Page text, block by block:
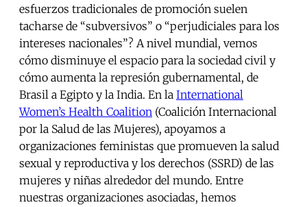
esfuerzos tradicionales de promoción suelen
tacharse de “subversivos” o “perjudiciales para los
intereses nacionales”? A nivel mundial, vemos
cómo disminuye el espacio para la sociedad civil y
cómo aumenta la represión gubernamental, de
Brasil a Egipto y la India. En la International
Women’s Health Coalition (Coalición Internacional
por la Salud de las Mujeres), apoyamos a
organizaciones feministas que promueven la salud
sexual y reproductiva y los derechos (SSRD) de las
mujeres y niñas alrededor del mundo. Entre
nuestras organizaciones asociadas, hemos